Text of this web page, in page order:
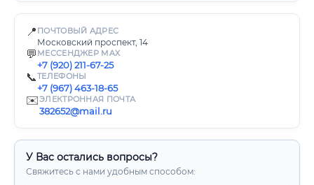
📍 ПОЧТОВЫЙ АДРЕС
Московский проспект, 14
💬 МЕССЕНДЖЕР MAX
+7 (920) 211-67-25
📞ТЕЛЕФОНЫ
+7 (967) 463-18-65
✉️ЭЛЕКТРОННАЯ ПОЧТА
382652@mail.ru
У Вас остались вопросы?
Свяжитесь с нами удобным способом: